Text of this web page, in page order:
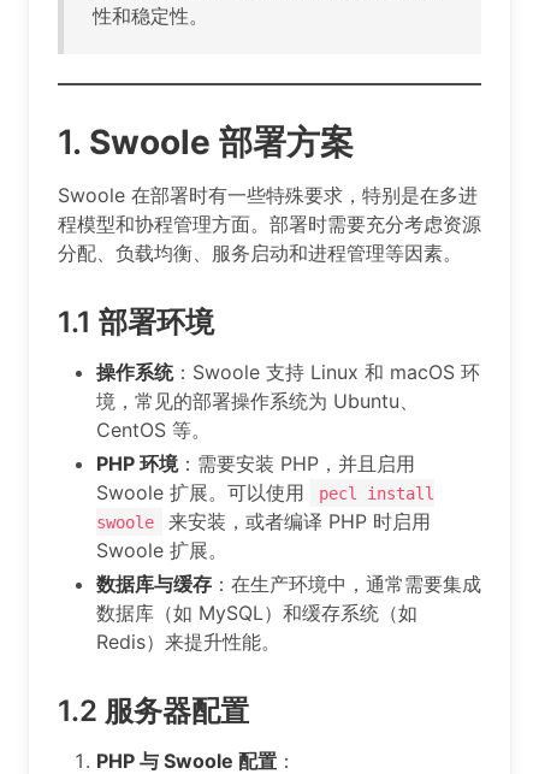
性和稳定性。
1. Swoole 部署方案
Swoole 在部署时有一些特殊要求，特别是在多进
程模型和协程管理方面。部署时需要充分考虑资源
分配、负载均衡、服务启动和进程管理等因素。
1.1 部署环境
操作系统：Swoole 支持 Linux 和 macOS 环
境，常见的部署操作系统为 Ubuntu、
CentOS 等。
PHP 环境：需要安装 PHP，并且启用
Swoole 扩展。可以使用
pecl install
swoole
来安装，或者编译 PHP 时启用
Swoole 扩展。
数据库与缓存 ：在生产环境中，通常需要集成
数据库（如 MySQL）和缓存系统（如
Redis）来提升性能。
1.2 服务器配置
PHP 与 Swoole 配置 ：